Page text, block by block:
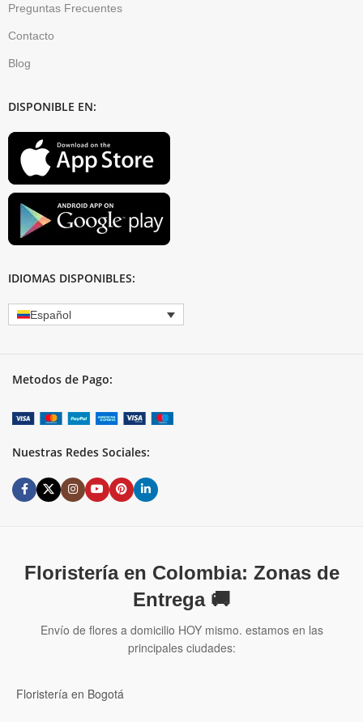
Preguntas Frecuentes
Contacto
Blog
DISPONIBLE EN:
IDIOMAS DISPONIBLES:
Español
Metodos de Pago:
Nuestras Redes Sociales:
Floristería en Colombia: Zonas de
Entrega 🚚
Envío de flores a domicilio HOY mismo. estamos en las
principales ciudades:
Floristería en Bogotá